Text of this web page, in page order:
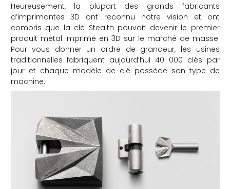
Heureusement, la plupart des grands fabricants
d’imprimantes 3D ont reconnu notre vision et ont
compris que la clé Stealth pouvait devenir le premier
produit métal imprimé en 3D sur le marché de masse.
Pour vous donner un ordre de grandeur, les usines
traditionnelles fabriquent aujourd’hui 40 000 clés par
jour et chaque modèle de clé possède son type de
machine.